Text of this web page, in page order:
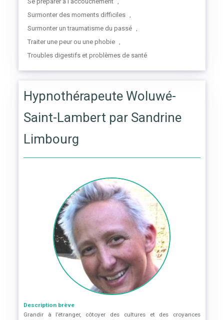
,
Surmonter des moments difficiles ,
Surmonter un traumatisme du passé ,
Traiter une peur ou une phobie ,
Troubles digestifs et problèmes de santé
Hypnothérapeute Woluwé-
Saint-Lambert par Sandrine
Limbourg
Description brève
Grandir à l’étranger, côtoyer des cultures et des croyances